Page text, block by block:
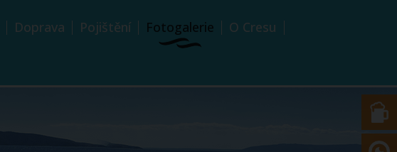
Doprava Pojištění Fotogalerie
O Cresu